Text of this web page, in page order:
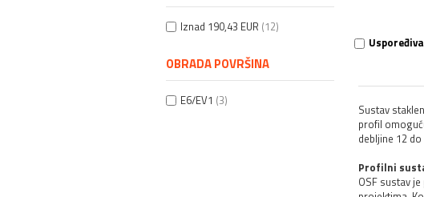
Iznad 190,43 EUR (12)
OBRADA POVRŠINA
E6/EV1 (3)
Sustav
profil
debljine 12
Profilni
OSF sustav